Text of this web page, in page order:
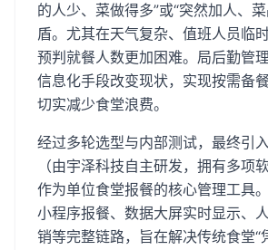
的人少、菜做得多”或“突然加人、
盾。尤其在天气复杂、值班人员临
预判就餐人数更加困难。局后勤管
信息化手段改变现状，实现按需备
切实减少食堂浪费。
经过多轮选型与内部测试，最终引
（由宇泽科技自主研发，拥有多项
作为单位食堂报餐的核心管理工具
小程序报餐、数据大屏实时显示、
销等完整链路，旨在解决传统食堂“